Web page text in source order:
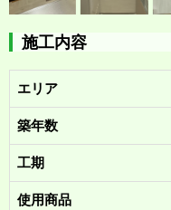
施工内容
エリア
築年数
工期
使用商品